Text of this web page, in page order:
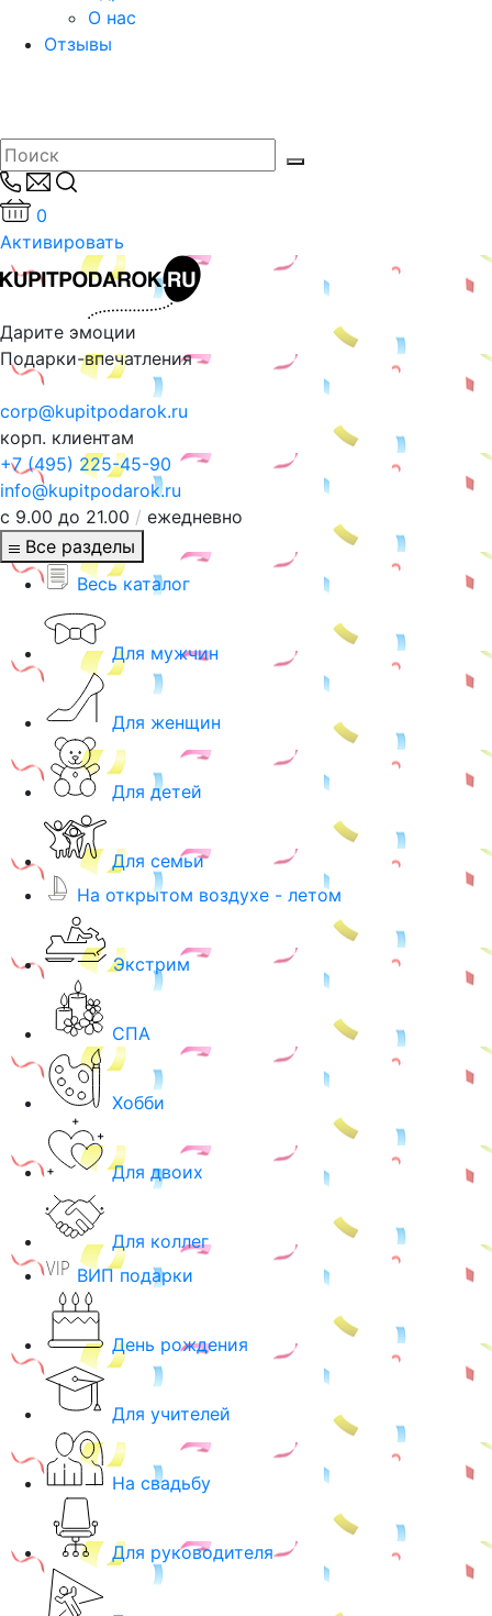
О нас
Отзывы
0
Активировать
Дарите эмоции
Подарки-впечатления
corp@kupitpodarok.ru
корп. клиентам
+7 (495) 225-45-90
info@kupitpodarok.ru
с 9.00 до 21.00 / ежедневно
Все разделы
Весь каталог
Для мужчин
Для женщин
Для детей
Для семьи
На открытом воздухе - летом
Экстрим
СПА
Хобби
Для двоих
Для коллег
ВИП подарки
День рождения
Для учителей
На свадьбу
Для руководителя